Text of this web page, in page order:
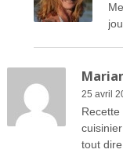
25 avril
tout